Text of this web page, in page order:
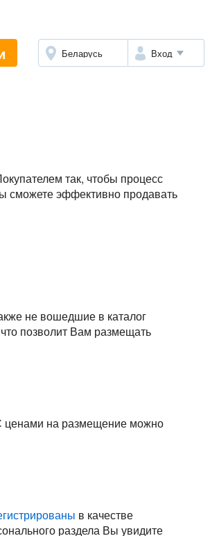
Беларусь Вход
так, чтобы процесс
сможете эффективно продавать
не вошедшие в каталог
позволит Вам размещать
ценами на размещение можно
в качестве
раздела Вы увидите